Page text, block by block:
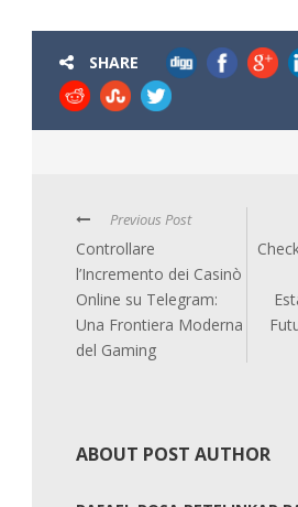
SHARE
Previous Post
Controllare
l’Incremento dei Casinò
Online su Telegram:
Una Frontiera Moderna
del Gaming
ABOUT POST AUTHOR